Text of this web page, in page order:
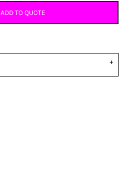
ADD TO QUOTE